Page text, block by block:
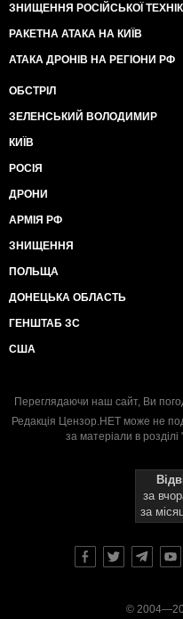
ЗНИЩЕННЯ РОСІЙСЬКОЇ
РАКЕТНА АТАКА НА КИЇВ
АТАКА ДРОНІВ НА РЕГІОНИ РФ
ОБСТРІЛ
ЗЕЛЕНСЬКИЙ ВОЛОДИМИР
КИЇВ
РОСІЯ
ДРОНИ
АРМІЯ РФ
ЗНИЩЕННЯ
ПОЛЬЩА
ДОНЕЦЬКА ОБЛАСТЬ
ГЕНШТАБ ЗС
США
Переглядаючи наш сайт, Ви
Редакція Цензор.НЕТ може не
за матеріали в
за
за
©